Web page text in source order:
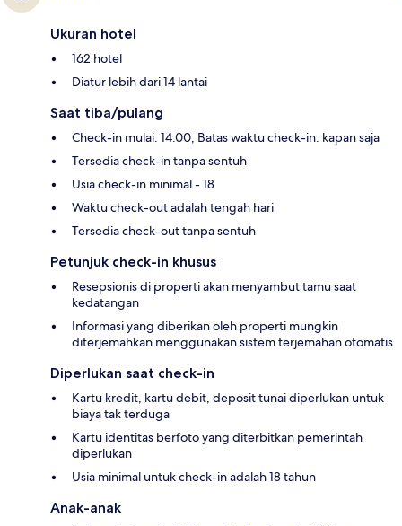
Ukuran hotel
162 hotel
Diatur lebih dari 14 lantai
Saat tiba/pulang
Check-in mulai: 14.00; Batas waktu check-in: kapan saja
Tersedia check-in tanpa sentuh
Usia check-in minimal - 18
Waktu check-out adalah tengah hari
Tersedia check-out tanpa sentuh
Petunjuk check-in khusus
Resepsionis di properti akan menyambut tamu saat
kedatangan
Informasi yang diberikan oleh properti mungkin
diterjemahkan menggunakan sistem terjemahan otomatis
Diperlukan saat check-in
Kartu kredit, kartu debit, deposit tunai diperlukan untuk
biaya tak terduga
Kartu identitas berfoto yang diterbitkan pemerintah
diperlukan
Usia minimal untuk check-in adalah 18 tahun
Anak-anak